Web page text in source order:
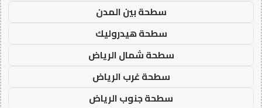
سطحة بين المدن
سطحة هيدروليك
سطحة شمال الرياض
سطحة غرب الرياض
سطحة جنوب الرياض